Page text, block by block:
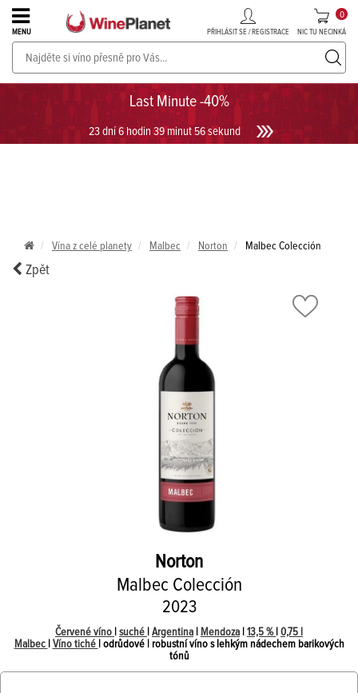
Last Minute -40%
23 dní 6 hodin 39 minut 56 sekund
MENU PŘIHLÁSIT SE / REGISTRACE NIC TU NECINKÁ
0
PROSECCO v akci až do -30%!UKÁZAT PROSECCO
Vína z celé planety Malbec Norton Malbec Colección
Zpět
Norton
Malbec Colección
2023
Červené víno suché Argentina Mendoza 13,5 % 0,75 l
Malbec
Víno tiché
| odrůdové | robustní víno s lehkým nádechem barikových
tónů